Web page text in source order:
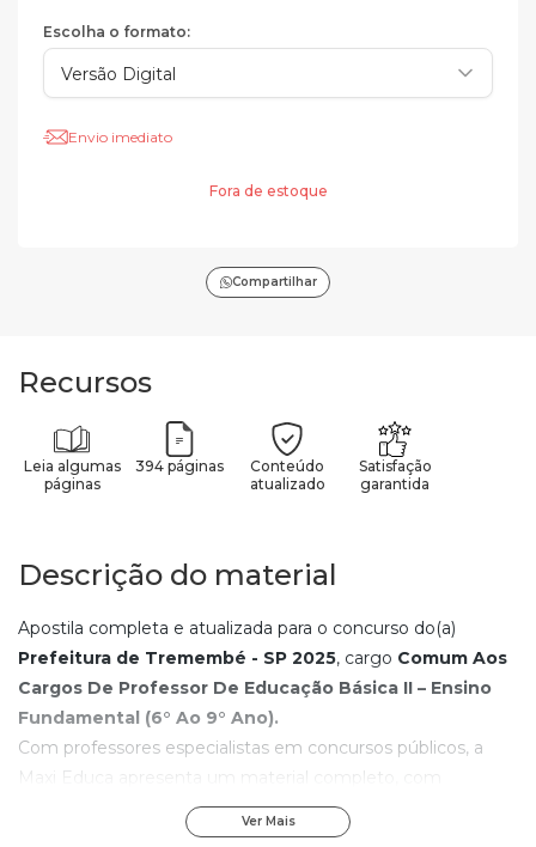
Escolha o formato:
Envio imediato
Fora de estoque
Compartilhar
Recursos
Leia algumas
páginas
394 páginas
Conteúdo
atualizado
Satisfação
garantida
Descrição do material
Apostila completa e atualizada para o concurso do(a)
Prefeitura de Tremembé - SP 2025, cargo Comum Aos
Cargos De Professor De Educação Básica II – Ensino
Fundamental (6° Ao 9° Ano).
Com professores especialistas em concursos públicos, a
Maxi Educa apresenta um material completo, com
linguagem objetiva e recursos pedagógicos avançados.
Com os elementos de aprendizagem contidos nesta
Ver Mais